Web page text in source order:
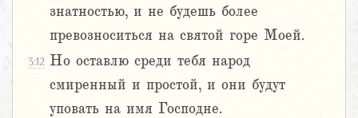
знатностью, и не будешь более
превозноситься на святой горе Моей.
3:12 Но оставлю среди тебя народ
смиренный и простой, и они будут
уповать на имя Господне.